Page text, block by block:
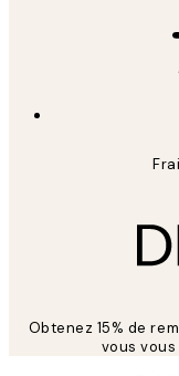
Obtenez 15% de
vous